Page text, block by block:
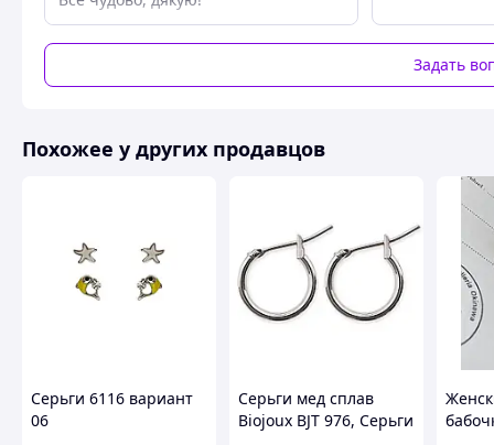
Задать
Похожее у других продавцов
Серьги 6116 вариант
06
Серьги мед сплав
Biojoux BJT 976, Серьги